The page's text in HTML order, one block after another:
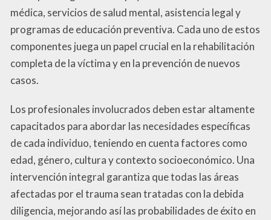
médica, servicios de salud mental, asistencia legal y
programas de educación preventiva. Cada uno de estos
componentes juega un papel crucial en la rehabilitación
completa de la víctima y en la prevención de nuevos
casos.
Los profesionales involucrados deben estar altamente
capacitados para abordar las necesidades específicas
de cada individuo, teniendo en cuenta factores como
edad, género, cultura y contexto socioeconómico. Una
intervención integral garantiza que todas las áreas
afectadas por el trauma sean tratadas con la debida
diligencia, mejorando así las probabilidades de éxito en